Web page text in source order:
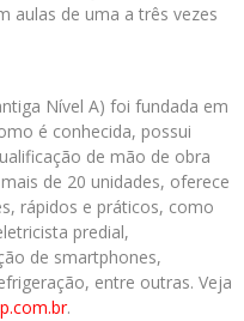
aulas de uma a três vezes
Nível A) foi fundada em
é conhecida, possui
de mão de obra
de 20 unidades, oferece
rápidos e práticos, como
predial,
de smartphones,
entre outras. Veja
.